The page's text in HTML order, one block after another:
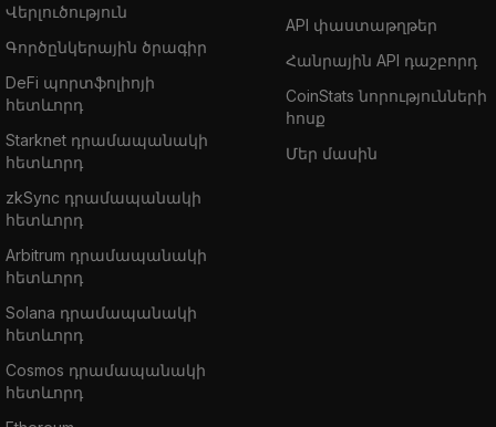
Վերլուծություն
Գործընկերային ծրագիր
DeFi պորտֆոլիոյի
հետևորդ
Starknet դրամապանակի
հետևորդ
zkSync դրամապանակի
հետևորդ
Arbitrum դրամապանակի
հետևորդ
Solana դրամապանակի
հետևորդ
Cosmos դրամապանակի
հետևորդ
API փաստաթղթեր
Հանրային API դաշբորդ
CoinStats նորությունների
հոսք
Մեր մասին